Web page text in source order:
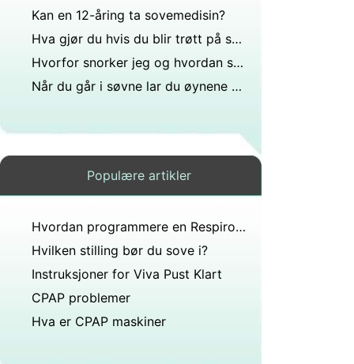
Kan en 12-åring ta sovemedisin?
Hva gjør du hvis du blir trøtt på skolen?
Hvorfor snorker jeg og hvordan stopper jeg?
Når du går i søvne lar du øynene åpne eller lukke?
Populære artikler
Hvordan programmere en Respironics CPAP Machine
Hvilken stilling bør du sove i?
Instruksjoner for Viva Pust Klart
CPAP problemer
Hva er CPAP maskiner